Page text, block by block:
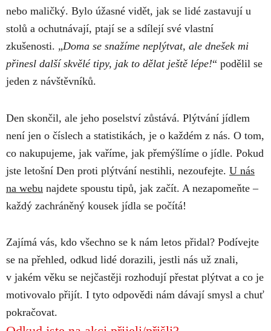
nebo maličký. Bylo úžasné vidět, jak se lidé zastavují u
stolů a ochutnávají, ptají se a sdílejí své vlastní
zkušenosti. „Doma se snažíme neplýtvat, ale dnešek mi
přinesl další skvělé tipy, jak to dělat ještě lépe!“ podělil se
jeden z návštěvníků.
Den skončil, ale jeho poselství zůstává. Plýtvání jídlem
není jen o číslech a statistikách, je o každém z nás. O tom,
co nakupujeme, jak vaříme, jak přemýšlíme o jídle. Pokud
jste letošní Den proti plýtvání nestihli, nezoufejte. U nás
na webu najdete spoustu tipů, jak začít. A nezapomeňte –
každý zachráněný kousek jídla se počítá!
Zajímá vás, kdo všechno se k nám letos přidal? Podívejte
se na přehled, odkud lidé dorazili, jestli nás už znali,
v jakém věku se nejčastěji rozhodují přestat plýtvat a co je
motivovalo přijít. I tyto odpovědi nám dávají smysl a chuť
pokračovat.